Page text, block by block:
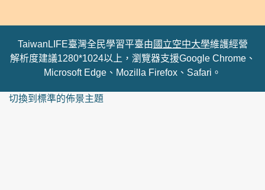
TaiwanLIFE臺灣全民學習平臺由 國立空中大學維護經營
解析度建議1280*1024以上，瀏覽器支援Google Chrome、
Microsoft Edge、Mozilla Firefox、Safari。
切換到標準的佈景主題